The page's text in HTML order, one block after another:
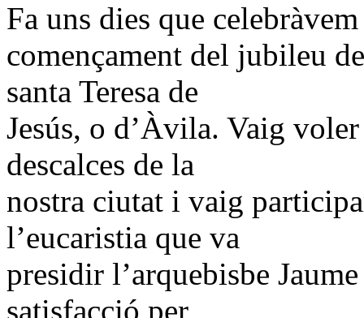
Fa uns dies que
començament del jubileu
santa Teresa de
Jesús, o d’Àvila. Vaig
descalces de la
nostra ciutat i vaig
l’eucaristia que va
presidir l’arquebisbe
satisfacció per